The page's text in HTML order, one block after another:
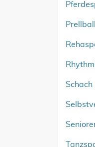
Prellball
Schach